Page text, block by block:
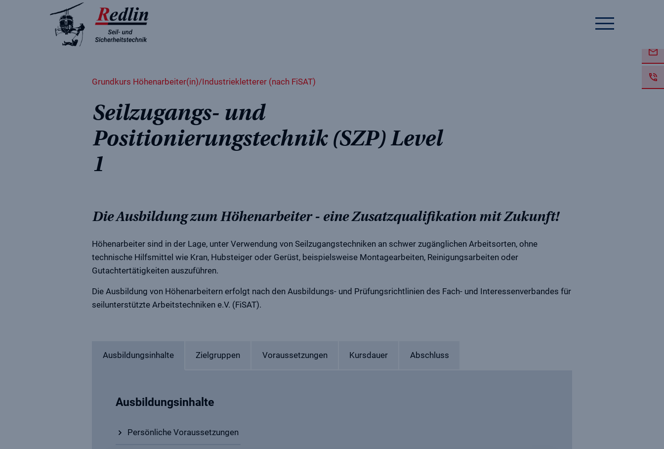
Grundkurs Höhenarbeiter(in)/Industriekletterer (nach FiSAT)
Seilzugangs- und
Positionierungstechnik (SZP) Level
1
Die Ausbildung zum Höhenarbeiter - eine Zusatzqualifikation mit Zukunft!
Höhenarbeiter sind in der Lage, unter Verwendung von Seilzugangstechniken an schwer zugänglichen Arbeitsorten, ohne
technische Hilfsmittel wie Kran, Hubsteiger oder Gerüst, beispielsweise Montagearbeiten, Reinigungsarbeiten oder
Gutachtertätigkeiten auszuführen.
Die Ausbildung von Höhenarbeitern erfolgt nach den Ausbildungs- und Prüfungsrichtlinien des Fach- und Interessenverbandes für
seilunterstützte Arbeitstechniken e.V. (FiSAT).
Ausbildungsinhalte Zielgruppen Voraussetzungen Kursdauer Abschluss
Ausbildungsinhalte
Persönliche Voraussetzungen